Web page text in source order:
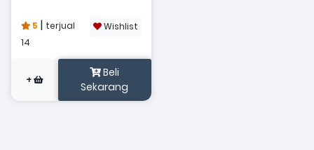
5 | terjual
14
Wishlist
+
Beli
Sekarang